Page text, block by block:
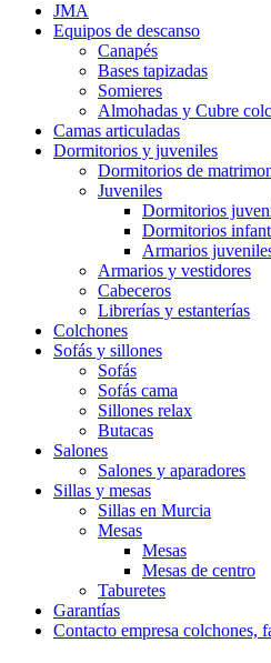
JMA
Equipos de descanso
Canapés
Bases tapizadas
Somieres
Almohadas y Cubre
Camas articuladas
Dormitorios y juveniles
Dormitorios de
Juveniles
Dormitorios
Dormitorios
Armarios
Armarios y vestidores
Cabeceros
Librerías y estanterías
Colchones
Sofás y sillones
Sofás
Sofás cama
Sillones relax
Butacas
Salones
Salones y aparadores
Sillas y mesas
Sillas en Murcia
Mesas
Mesas
Mesas de centro
Taburetes
Garantías
Contacto empresa colchones,